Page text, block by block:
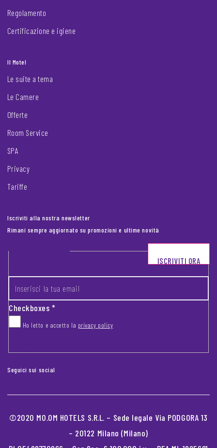
Regolamento
Certificazione e igiene
Il Motel
Le suite a tema
Le Camere
Offerte
Room Service
SPA
Privacy
Tariffe
Iscriviti alla nostra newsletter
Rimani sempre aggiornato su promozioni e ultime novità
Footer newsletter
Checkboxes*
Ho letto e accetto la privacy policy
ISCRIVITI ORA
Seguici sui social
©2020 MO.OM HOTELS S.R.L. – Sede legale Via PODGORA 13
– 20122 Milano (Milano)